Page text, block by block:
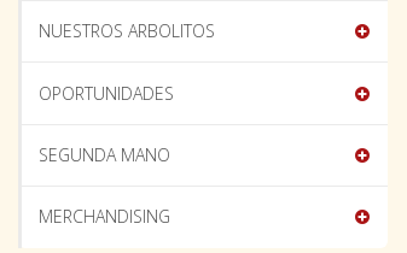
NUESTROS ARBOLITOS
OPORTUNIDADES
SEGUNDA MANO
MERCHANDISING